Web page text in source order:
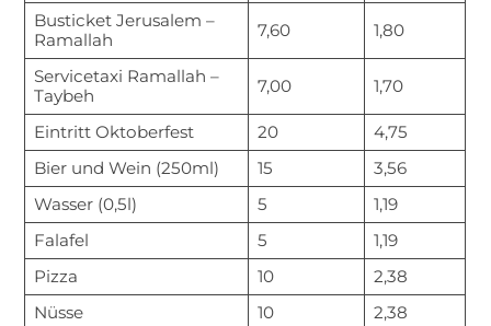
Busticket Jerusalem –
Ramallah
7,60 1,80
Servicetaxi Ramallah –
Taybeh
7,00 1,70
Eintritt Oktoberfest 20
4,75
Bier und Wein (250ml)
15
3,56
Wasser (0,5l)
5
1,19
Falafel
5
1,19
Pizza
10
2,38
Nüsse
10
2,38